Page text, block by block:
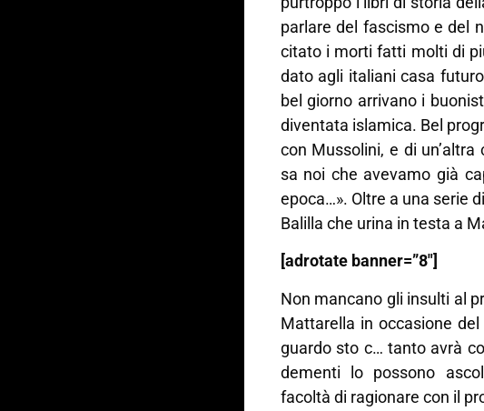
parlare del fascismo e del
citato i morti fatti molti di
dato agli italiani casa
bel giorno arrivano i
diventata islamica. Bel
con Mussolini, e di
sa noi che avevamo già
epoca…». Oltre a una serie
Balilla che urina in testa a
[adrotate banner=”8″]
Non mancano gli insulti al
Mattarella in occasione
guardo sto c… tanto avrà
dementi lo possono
facoltà di ragionare con il